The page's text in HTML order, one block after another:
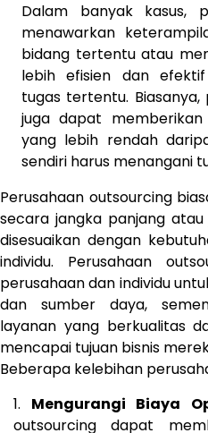
Dalam banyak kasus,
menawarkan
bidang tertentu atau
lebih efisien dan
tugas tertentu.
juga dapat
yang lebih rendah
sendiri harus menangani
Perusahaan outsourcing
secara jangka panjang
disesuaikan dengan
individu. Perusahaan
perusahaan dan individu
dan sumber daya,
layanan yang berkualitas
mencapai tujuan bisnis
Beberapa kelebihan
Mengurangi Biaya
outsourcing dapat